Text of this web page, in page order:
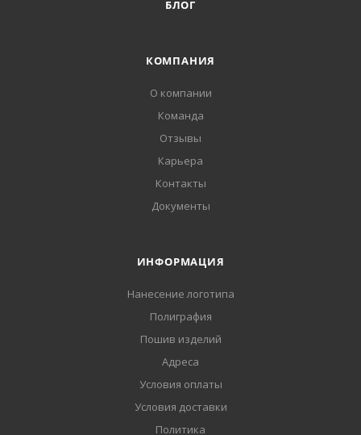
БЛОГ
КОМПАНИЯ
О компании
Команда
Отзывы
Карьера
Контакты
Документы
ИНФОРМАЦИЯ
Нанесение логотипа
Полиграфия
Пошив изделий
Адреса
Условия оплаты
Условия доставки
Политика